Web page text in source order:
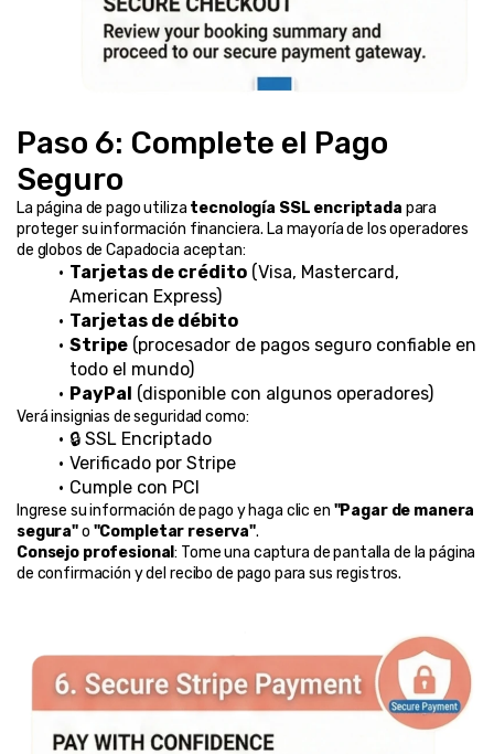
Paso 6: Complete el Pago
Seguro
La página de pago utiliza tecnología SSL encriptada para
proteger su información financiera. La mayoría de los operadores
de globos de Capadocia aceptan:
Tarjetas de crédito (Visa, Mastercard,
American Express)
Tarjetas de débito
Stripe (procesador de pagos seguro confiable en
todo el mundo)
PayPal (disponible con algunos operadores)
Verá insignias de seguridad como:
🔒 SSL Encriptado
Verificado por Stripe
Cumple con PCI
Ingrese su información de pago y haga clic en "Pagar de manera
segura" o "Completar reserva".
Consejo profesional: Tome una captura de pantalla de la página
de confirmación y del recibo de pago para sus registros.